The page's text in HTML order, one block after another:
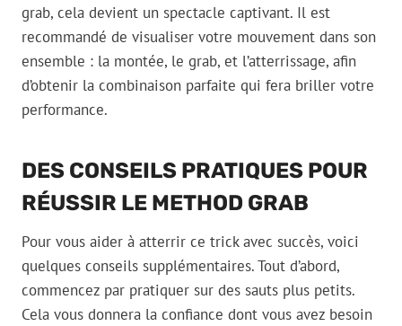
grab, cela devient un spectacle captivant. Il est
recommandé de visualiser votre mouvement dans son
ensemble : la montée, le grab, et l’atterrissage, afin
d’obtenir la combinaison parfaite qui fera briller votre
performance.
DES CONSEILS PRATIQUES POUR
RÉUSSIR LE METHOD GRAB
Pour vous aider à atterrir ce trick avec succès, voici
quelques conseils supplémentaires. Tout d’abord,
commencez par pratiquer sur des sauts plus petits.
Cela vous donnera la confiance dont vous avez besoin